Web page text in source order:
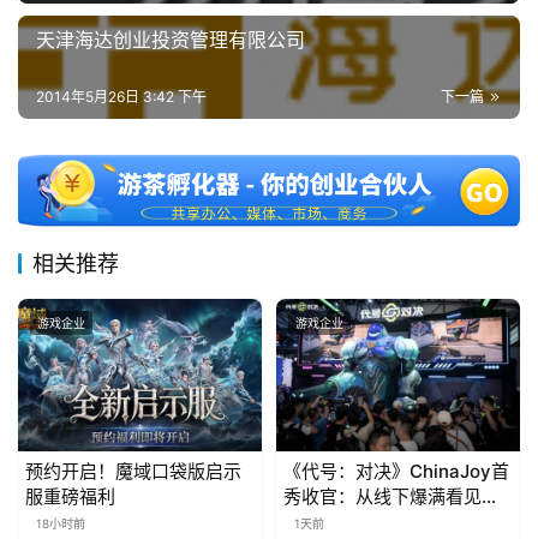
7
3
0
日
游
茶
对
接
会
上
天津海达创业投资管理有限公司
下一篇
2014年5月26日 3:42 下午
相关推荐
游戏企业
预约开启！魔域口袋版启示
服重磅福利
18小时前
游戏企业
《代号：对决》ChinaJoy首
秀收官：从线下爆满看见玩
家的真实期待
1天前